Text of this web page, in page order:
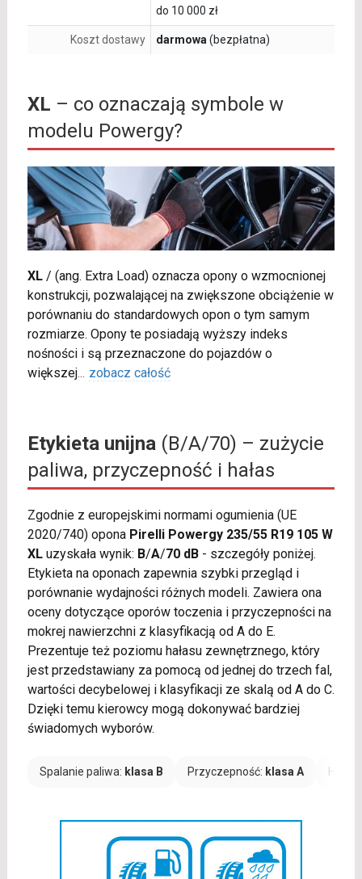
do 10 000 zł
Koszt dostawy darmowa (bezpłatna)
XL – co oznaczają symbole w
modelu Powergy?
XL/ (ang. Extra Load) oznacza opony o wzmocnionej
konstrukcji, pozwalającej na zwiększone obciążenie w
porównaniu do standardowych opon o tym samym
rozmiarze. Opony te posiadają wyższy indeks
nośności i są przeznaczone do pojazdów o
większej... zobacz całość
Etykieta unijna(B/A/70) – zużycie
paliwa, przyczepność i hałas
Zgodnie z europejskimi normami ogumienia (UE
2020/740) opona Pirelli Powergy 235/55 R19 105 W
XLuzyskała wynik: B/A/70 dB- szczegóły poniżej.
Etykieta na oponach zapewnia szybki przegląd i
porównanie wydajności różnych modeli. Zawiera ona
oceny dotyczące oporów toczenia i przyczepności na
mokrej nawierzchni z klasyfikacją od A do E.
Prezentuje też poziomu hałasu zewnętrznego, który
jest przedstawiany za pomocą od jednej do trzech fal,
wartości decybelowej i klasyfikacji ze skalą od A do C.
Dzięki temu kierowcy mogą dokonywać bardziej
świadomych wyborów.
Spalanie paliwa: klasa B Przyczepność: klasa A Hałas: